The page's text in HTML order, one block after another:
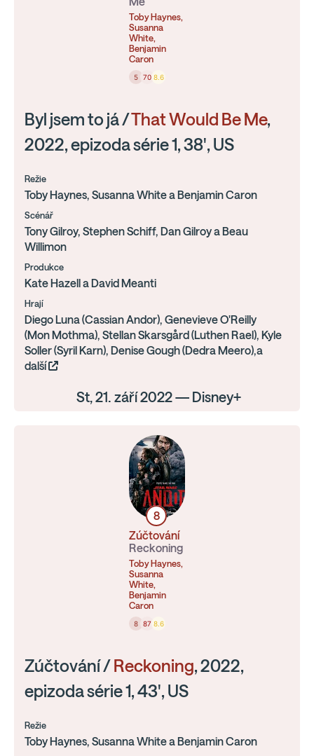
Toby Haynes,
Susanna
White,
Benjamin
Caron
5 70 8.6
Byl jsem to já /That Would Be Me,
2022, epizoda série 1, 38', US
Režie
Toby Haynes, Susanna White a Benjamin Caron
Scénář
Tony Gilroy, Stephen Schiff, Dan Gilroy a Beau
Willimon
Produkce
Kate Hazell a David Meanti
Hrají
Diego Luna (Cassian Andor), Genevieve O'Reilly
(Mon Mothma), Stellan Skarsgård (Luthen Rael), Kyle
Soller (Syril Karn), Denise Gough (Dedra Meero),a
další
St, 21. září 2022 — Disney+
8
Zúčtování
Reckoning
Toby Haynes,
Susanna
White,
Benjamin
Caron
8 87 8.6
Zúčtování / Reckoning, 2022,
epizoda série 1, 43', US
Režie
Toby Haynes, Susanna White a Benjamin Caron